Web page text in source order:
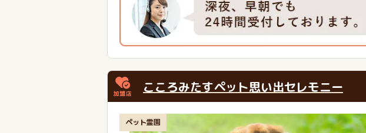
こころみたすペット思い出セレモニー
ペット霊園